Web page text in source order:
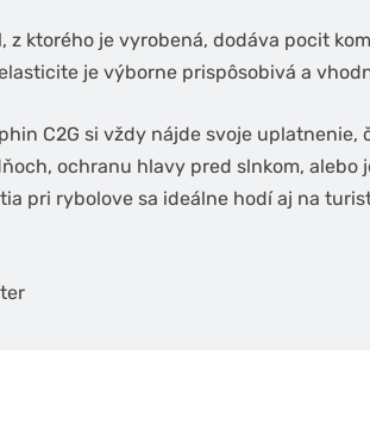
z ktorého je vyrobená, dodáva pocit
je výborne prispôsobivá a
C2G si vždy nájde svoje uplatnenie,
ochranu hlavy pred slnkom, alebo
pri rybolove sa ideálne hodí aj na